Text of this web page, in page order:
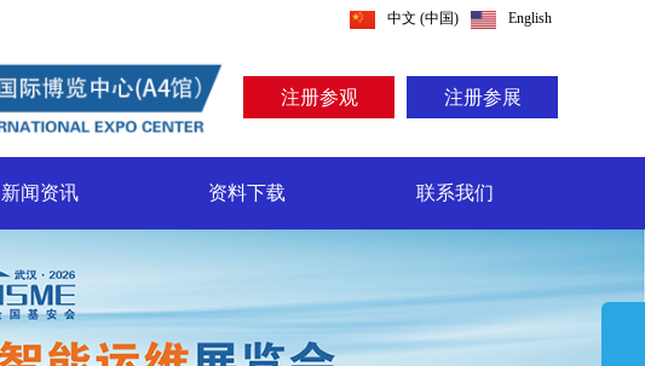
中文 (中国) English
注册参观 注册参展
新闻资讯 资料下载 联系我们